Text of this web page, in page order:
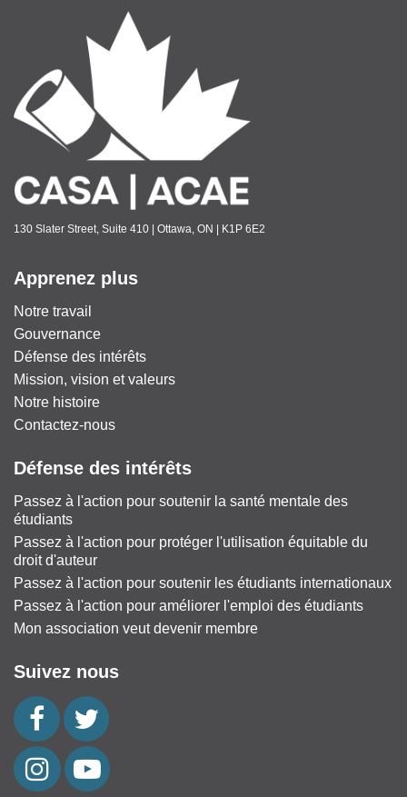
130 Slater Street, Suite 410 | Ottawa, ON | K1P 6E2
Apprenez plus
Notre travail
Gouvernance
Défense des intérêts
Mission, vision et valeurs
Notre histoire
Contactez-nous
Défense des intérêts
Passez à l'action pour soutenir la santé mentale des
étudiants
Passez à l'action pour protéger l'utilisation équitable du
droit d'auteur
Passez à l'action pour soutenir les étudiants internationaux
Passez à l'action pour améliorer l'emploi des étudiants
Mon association veut devenir membre
Suivez nous